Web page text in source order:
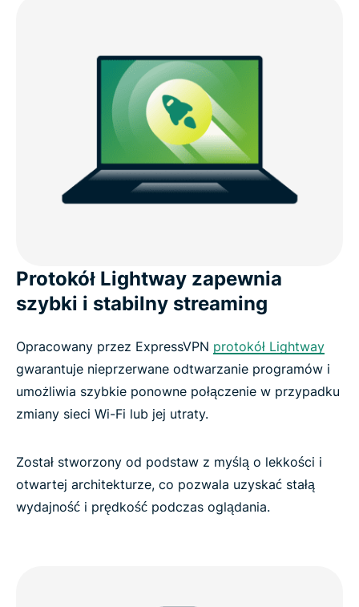
Protokół Lightway zapewnia
szybki i stabilny streaming
Opracowany przez ExpressVPN protokół Lightway
gwarantuje nieprzerwane odtwarzanie programów i
umożliwia szybkie ponowne połączenie w przypadku
zmiany sieci Wi-Fi lub jej utraty.
Został stworzony od podstaw z myślą o lekkości i
otwartej architekturze, co pozwala uzyskać stałą
wydajność i prędkość podczas oglądania.